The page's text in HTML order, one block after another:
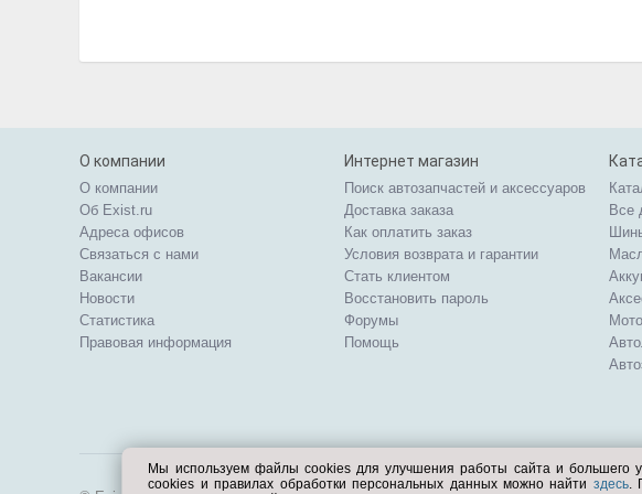
О компании
О компании
Об Exist.ru
Адреса офисов
Связаться с нами
Вакансии
Новости
Статистика
Правовая информация
Интернет магазин
Поиск автозапчастей и аксессуаров
Доставка заказа
Как оплатить заказ
Условия возврата и гарантии
Стать клиентом
Восстановить пароль
Форумы
Помощь
Все
Мы используем файлы cookies для улучшения работы сайта и большего
cookies и правилах обработки персональных данных можно найти здесь.